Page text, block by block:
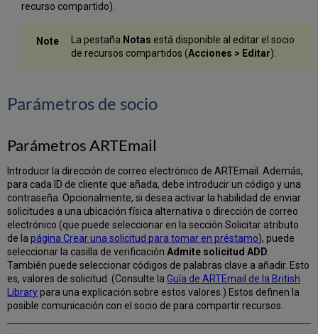
recurso compartido).
La pestaña Notas está disponible al editar el socio
de recursos compartidos (Acciones > Editar).
Parámetros de socio
Parámetros ARTEmail
Introducir la dirección de correo electrónico de ARTEmail. Además,
para cada ID de cliente que añada, debe introducir un código y una
contraseña. Opcionalmente, si desea activar la habilidad de enviar
solicitudes a una ubicación física alternativa o dirección de correo
electrónico (que puede seleccionar en la sección Solicitar atributo
de lapágina Crear una solicitud para tomar en préstamo), puede
seleccionar la casilla de verificaciónAdmite solicitud ADD.
También puede seleccionar códigos de palabras clave a añadir. Esto
es, valores de solicitud. (Consulte laGuía de ARTEmail de la British
Librarypara una explicación sobre estos valores.) Estos definen la
posible comunicación con el socio de para compartir recursos.